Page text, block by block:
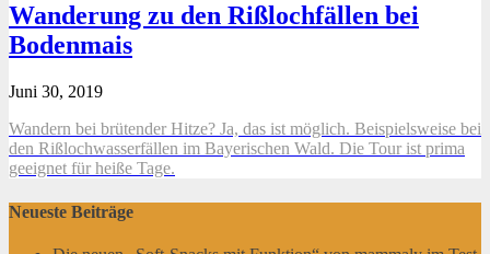
Wanderung zu den Rißlochfällen bei
Bodenmais
Juni 30, 2019
Wandern bei brütender Hitze? Ja, das ist möglich. Beispielsweise bei
den Rißlochwasserfällen im Bayerischen Wald. Die Tour ist prima
geeignet für heiße Tage.
Neueste Beiträge